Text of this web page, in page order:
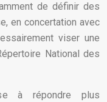
de définir des
en concertation avec
viser une
National des
à répondre plus